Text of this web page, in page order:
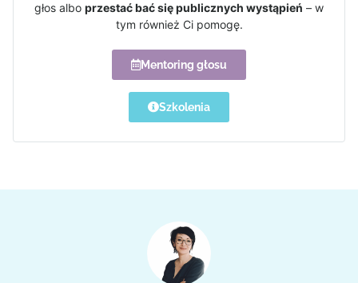
głos albo przestać bać się publicznych wystąpień – w
tym również Ci pomogę.
Mentoring głosu
Szkolenia